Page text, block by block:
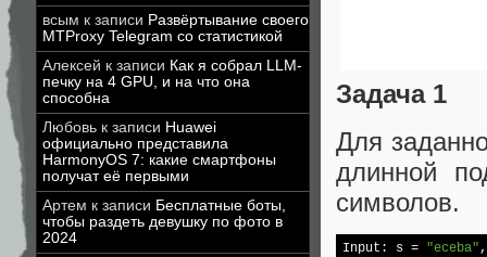
всым к записи Развёртывание своего
MTProxy Telegram со статистикой
Алексей к записи Как я собрал LLM-
печку на 4 GPU, и на что она
способна
Любовь к записи Huawei
официально представила
HarmonyOS 7: какие смартфоны
получат её первыми
Артем к записи Бесплатные боты,
чтобы раздеть девушку по фото в
2024
Задача 1
Для
длинной
символов.
Input: s = "eceba"